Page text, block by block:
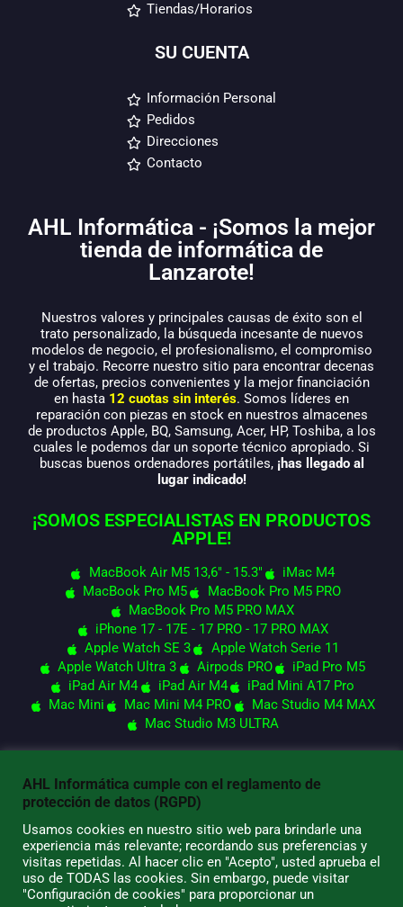
Tiendas/Horarios
SU CUENTA
Información Personal
Pedidos
Direcciones
Contacto
AHL Informática - ¡Somos la mejor
tienda de informática de
Lanzarote!
Nuestros valores y principales causas de éxito son el
trato personalizado, la búsqueda incesante de nuevos
modelos de negocio, el profesionalismo, el compromiso
y el trabajo. Recorre nuestro sitio para encontrar decenas
de ofertas, precios convenientes y la mejor financiación
en hasta 12 cuotas sin interés. Somos líderes en
reparación con piezas en stock en nuestros almacenes
de productos Apple, BQ, Samsung, Acer, HP, Toshiba, a los
cuales le podemos dar un soporte técnico apropiado. Si
buscas buenos ordenadores portátiles, ¡has llegado al
lugar indicado!
¡SOMOS ESPECIALISTAS EN PRODUCTOS
APPLE!
MacBook Air M5 13,6" - 15.3"
iMac M4
MacBook Pro M5
MacBook Pro M5 PRO
MacBook Pro M5 PRO MAX
iPhone 17 - 17E - 17 PRO - 17 PRO MAX
Apple Watch SE 3
Apple Watch Serie 11
Apple Watch Ultra 3
Airpods PRO
iPad Pro M5
iPad Air M4
iPad Air M4
iPad Mini A17 Pro
Mac Mini
Mac Mini M4 PRO
Mac Studio M4 MAX
Mac Studio M3 ULTRA
© 2026 AHL Informática
AHL Informática cumple con el reglamento de
protección de datos (RGPD)
Usamos cookies en nuestro sitio web para brindarle una
experiencia más relevante; recordando sus preferencias y
visitas repetidas. Al hacer clic en "Acepto", usted aprueba el
uso de TODAS las cookies. Sin embargo, puede visitar
"Configuración de cookies" para proporcionar un